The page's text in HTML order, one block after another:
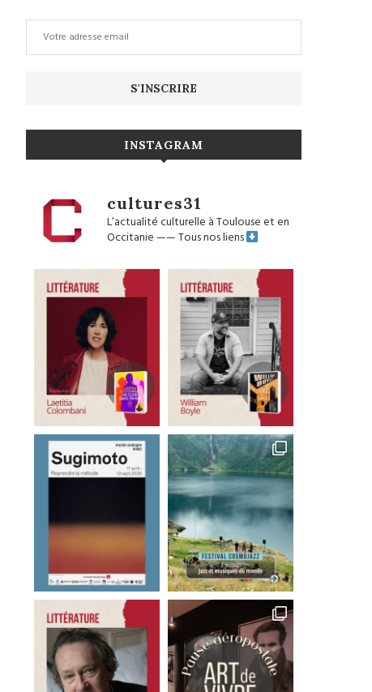
INSTAGRAM
cultures31
L’actualité culturelle à Toulouse et en
Occitanie——Tous nos liens